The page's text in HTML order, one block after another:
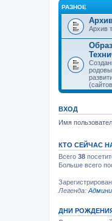
РАЗНОЕ
Архив
ВХОД
Имя
КТО СЕЙЧАС
Всего 38
Больше всего
Легенда:
ДНИ